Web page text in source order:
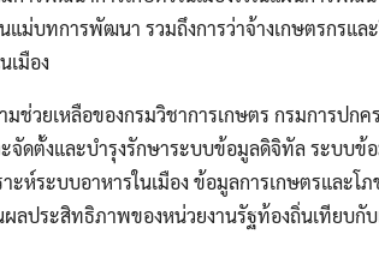
ม่บทการพัฒนา รวมถึงการว่าจ้างเกษตรกรแล
เมือง
ช่วยเหลือของกรมวิชาการเกษตร กรมการปกค
จัดตั้งและบำรุงรักษาระบบข้อมูลดิจิทัล ระบบข้
ะห์ระบบอาหารในเมือง ข้อมูลการเกษตรและโ
ลประสิทธิภาพของหน่วยงานรัฐท้องถิ่นเทียบกั